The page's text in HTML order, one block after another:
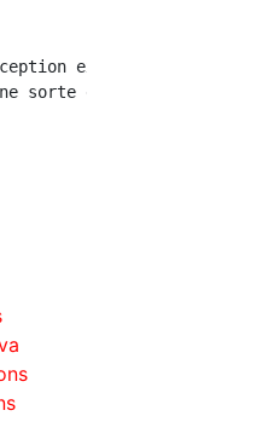
ex) {
sorte de journal", ex);